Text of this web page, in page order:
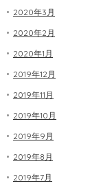
2020年3月
2020年2月
2020年1月
2019年12月
2019年11月
2019年10月
2019年9月
2019年8月
2019年7月